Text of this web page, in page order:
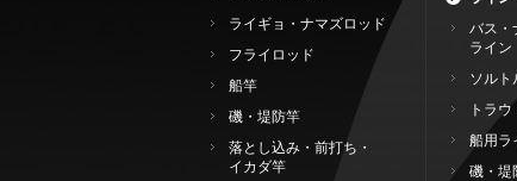
ライギョ・ナマズロッド
フライロッド
船竿
磯・堤防竿
落とし込み・前打ち・
イカダ竿
バス・
ライン
ソルト
トラ
船用ラ
磯・堤